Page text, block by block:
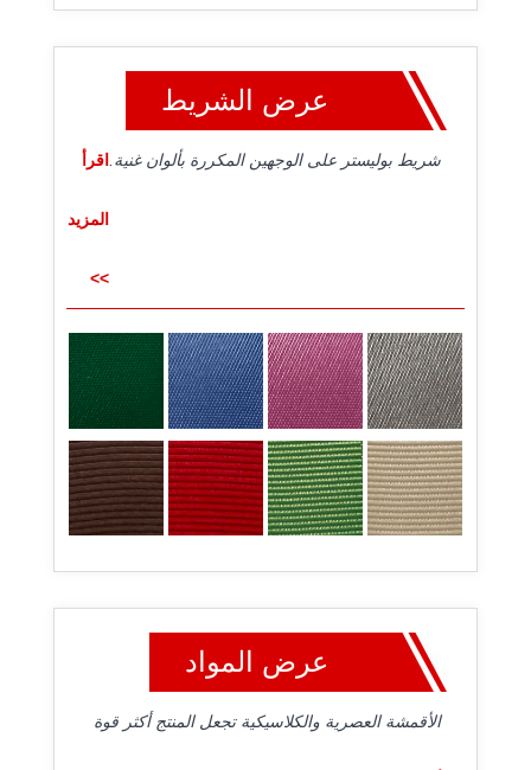
عرض الشريط
شريط بوليستر على الوجهين المكررة بألوان غنية. اقرأ
المزيد
>>
عرض المواد
الأقمشة العصرية والكلاسيكية تجعل المنتج أكثر قوة